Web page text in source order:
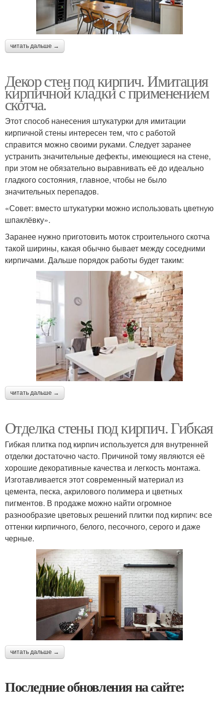
читать дальше →
Декор стен под кирпич. Имитация
кирпичной кладки с применением
скотча.
Этот способ нанесения штукатурки для имитации
кирпичной стены интересен тем, что с работой
справится можно своими руками. Следует заранее
устранить значительные дефекты, имеющиеся на стене,
при этом не обязательно выравнивать её до идеально
гладкого состояния, главное, чтобы не было
значительных перепадов.
«Совет: вместо штукатурки можно использовать цветную
шпаклёвку».
Заранее нужно приготовить моток строительного скотча
такой ширины, какая обычно бывает между соседними
кирпичами. Дальше порядок работы будет таким:
читать дальше →
Отделка стены под кирпич. Гибкая
Гибкая плитка под кирпич используется для внутренней
отделки достаточно часто. Причиной тому являются её
хорошие декоративные качества и легкость монтажа.
Изготавливается этот современный материал из
цемента, песка, акрилового полимера и цветных
пигментов. В продаже можно найти огромное
разнообразие цветовых решений плитки под кирпич: все
оттенки кирпичного, белого, песочного, серого и даже
черные.
читать дальше →
Последние обновления на сайте: